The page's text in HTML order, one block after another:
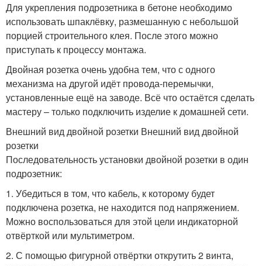
Для укрепления подрозетника в бетоне необходимо
использовать шпаклёвку, размешанную с небольшой
порцией строительного клея. После этого можно
приступать к процессу монтажа.
Двойная розетка очень удобна тем, что с одного
механизма на другой идёт провода-перемычки,
установленные ещё на заводе. Всё что остаётся сделать
мастеру – только подключить изделие к домашней сети.
Внешний вид двойной розетки Внешний вид двойной
розетки
Последовательность установки двойной розетки в один
подрозетник:
1. Убедиться в том, что кабель, к которому будет
подключена розетка, не находится под напряжением.
Можно воспользоваться для этой цели индикаторной
отвёрткой или мультиметром.
2. С помощью фигурной отвёртки открутить 2 винта,